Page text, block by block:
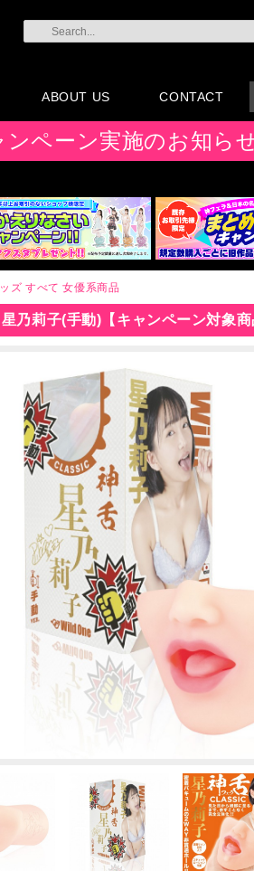
ABOUT US
取り扱い店リスト
CONTACT
お問い合わせ
付属品販売(一般のお
客様向け)
アイディア募集
ンペーン実施のお知ら
ズ すべて 女優系商品
乃莉子(手動)【キャンペーン対象商